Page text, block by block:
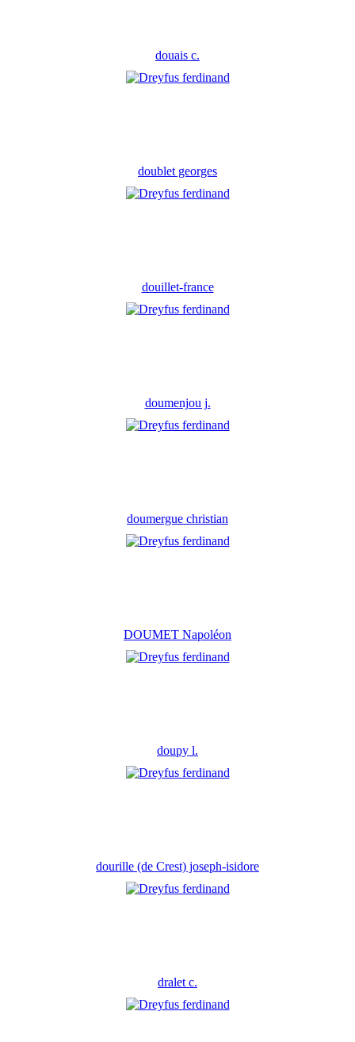
douais c.
doublet georges
douillet-france
doumenjou j.
doumergue christian
DOUMET Napoléon
doupy l.
dourille (de Crest) joseph-isidore
dralet c.